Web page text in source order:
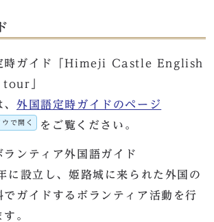
時ガイド「Himeji Castle English
」
外国語定時ガイドのページ
で開く をご覧ください。
ランティア外国語ガイド
に設立し、姫路城に来られた外国の
でガイドするボランティア活動を行
。